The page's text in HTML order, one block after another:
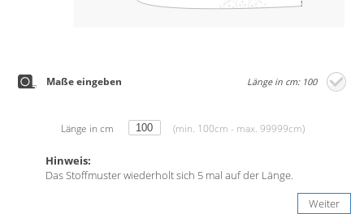
Maße eingeben Länge in cm: 100
Länge in cm (min. 100cm - max. 99999cm)
Hinweis:
Das Stoffmuster wiederholt sich 5 mal auf der Länge.
Weiter